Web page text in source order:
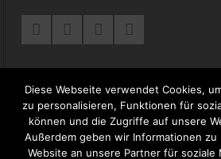
Diese Webseite verwendet Cookies,
zu personalisieren, Funktionen für
können und die Zugriffe auf unsere
Außerdem geben wir Informationen
Website an unsere Partner für soziale